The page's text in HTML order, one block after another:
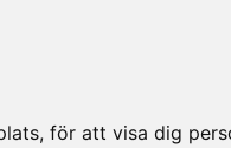
för att visa dig